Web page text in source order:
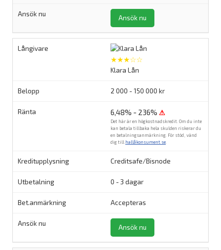
Ansök nu
★★★☆☆
Klara Lån
2 000 - 150 000 kr
6,48% - 236% ⚠
Det här är en högkostnadskredit. Om du inte
kan betala tillbaka hela skulden riskerar du
en betalningsanmärkning. För stöd, vänd
dig till hallåkonsument.se
Creditsafe/Bisnode
0 - 3 dagar
Accepteras
Ansök nu